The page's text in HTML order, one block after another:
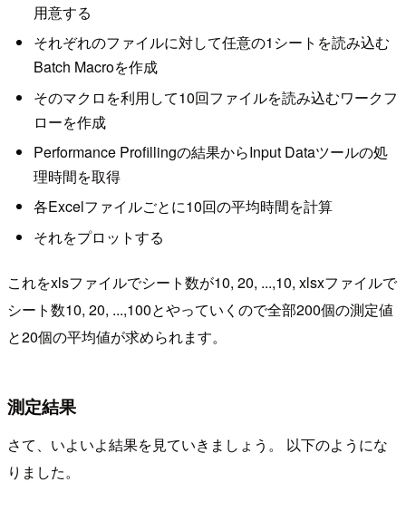
用意する
それぞれのファイルに対して任意の1シートを読み込む
Batch Macroを作成
そのマクロを利用して10回ファイルを読み込むワークフ
ローを作成
Performance Profillingの結果からInput Dataツールの処
理時間を取得
各Excelファイルごとに10回の平均時間を計算
それをプロットする
これをxlsファイルでシート数が10, 20, ...,10, xlsxファイルで
シート数10, 20, ...,100とやっていくので全部200個の測定値
と20個の平均値が求められます。
測定結果
さて、いよいよ結果を見ていきましょう。 以下のようにな
りました。